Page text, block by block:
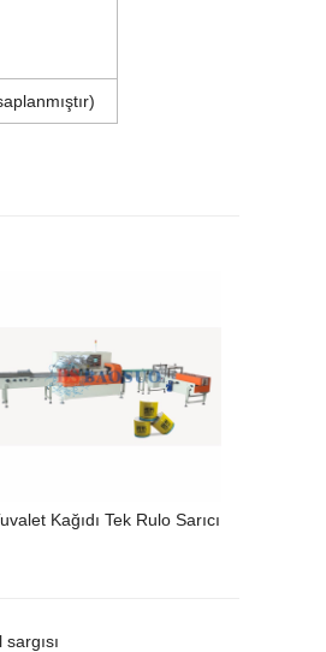
Kağıdı Tek Rulo Sarıcı